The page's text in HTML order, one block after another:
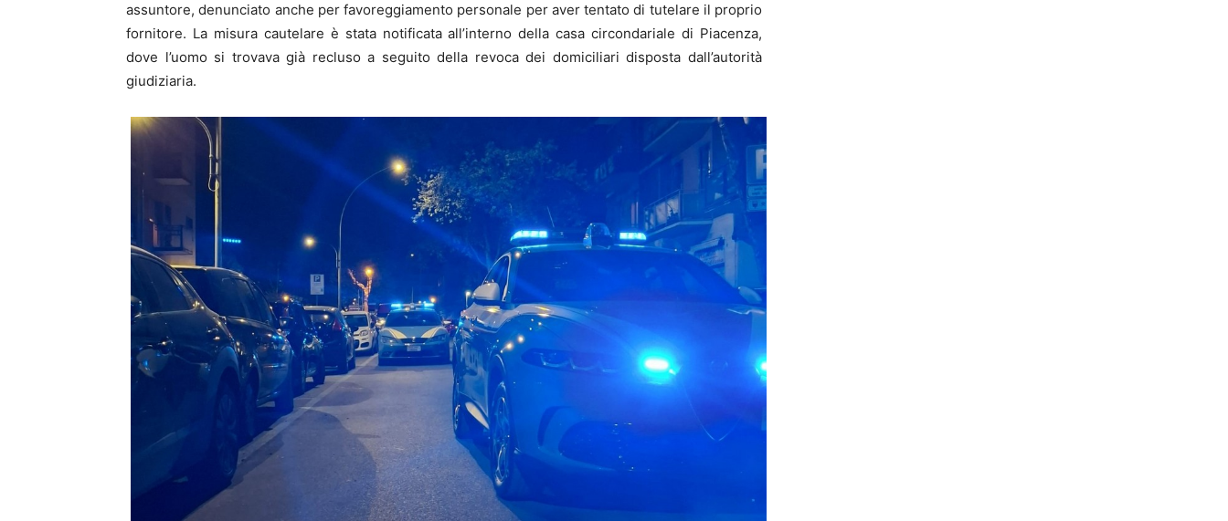
assuntore, denunciato anche per favoreggiamento personale per aver tentato di tutelare il proprio
fornitore. La misura cautelare è stata notificata all’interno della casa circondariale di Piacenza,
dove l’uomo si trovava già recluso a seguito della revoca dei domiciliari disposta dall’autorità
giudiziaria.